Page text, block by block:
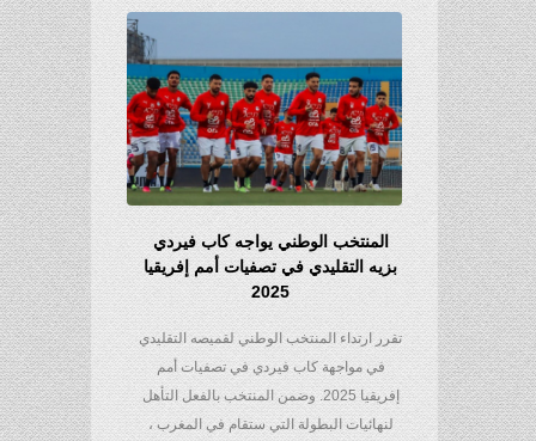
المنتخب الوطني يواجه كاب فيردي
بزيه التقليدي في تصفيات أمم إفريقيا
2025
تقرر ارتداء المنتخب الوطني لقميصه التقليدي
في مواجهة كاب فيردي في تصفيات أمم
إفريقيا 2025. وضمن المنتخب بالفعل التأهل
لنهائيات البطولة التي ستقام في المغرب ،